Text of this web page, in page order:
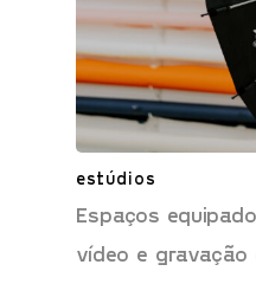
estúdios
Espaços
vídeo e gravação